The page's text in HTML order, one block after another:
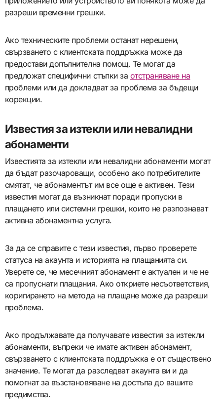
разреши временни грешки.
Ако техническите проблеми останат нерешени,
свързването с клиентската поддръжка може да
предостави допълнителна помощ. Те могат да
предложат специфични стъпки за отстраняване на
проблеми или да докладват за проблема за бъдещи
корекции.
Известия за изтекли или невалидни
абонаменти
Известията за изтекли или невалидни абонаменти могат
да бъдат разочароващи, особено ако потребителите
смятат, че абонаментът им все още е активен. Тези
известия могат да възникнат поради пропуски в
плащането или системни грешки, които не разпознават
активна абонаментна услуга.
За да се справите с тези известия, първо проверете
статуса на акаунта и историята на плащанията си.
Уверете се, че месечният абонамент е актуален и че не
са пропуснати плащания. Ако откриете несъответствия,
коригирането на метода на плащане може да разреши
проблема.
Ако продължавате да получавате известия за изтекли
абонаменти, въпреки че имате активен абонамент,
свързването с клиентската поддръжка е от съществено
значение. Те могат да разследват акаунта ви и да
помогнат за възстановяване на достъпа до вашите
предимства.